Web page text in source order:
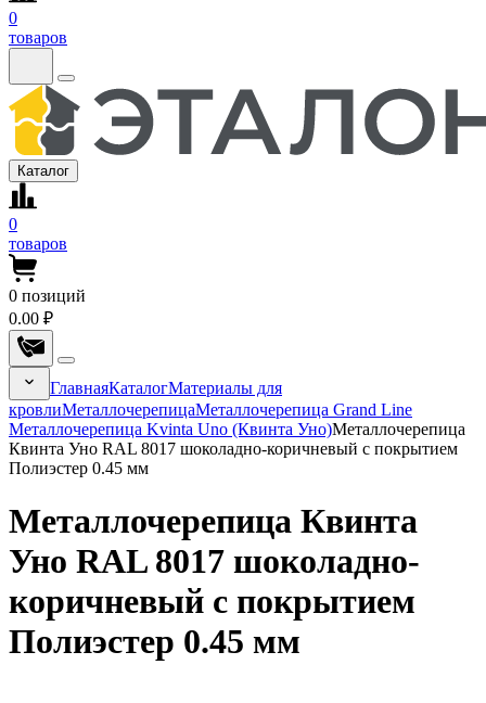
0
товаров
Каталог
0
товаров
0 позиций
0.00 ₽
ГлавнаяКаталогМатериалы для
кровлиМеталлочерепицаМеталлочерепица Grand Line
Металлочерепица Kvinta Uno (Квинта Уно)Металлочерепица
Квинта Уно RAL 8017 шоколадно-коричневый с покрытием
Полиэстер 0.45 мм
Металлочерепица Квинта
Уно RAL 8017 шоколадно-
коричневый с покрытием
Полиэстер 0.45 мм